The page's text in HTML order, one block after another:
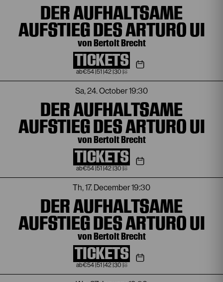
DER AUFHALTSAME
AUFSTIEG DES ARTURO UI
von Bertolt Brecht
TICKETS
€54 51 42 30 |8
Sa, 24. October19:30
DER AUFHALTSAME
AUFSTIEG DES ARTURO UI
von Bertolt Brecht
TICKETS
€54 51 42 30 |8
Th, 17. December19:30
DER AUFHALTSAME
AUFSTIEG DES ARTURO UI
von Bertolt Brecht
TICKETS
€54 51 42 30 |8